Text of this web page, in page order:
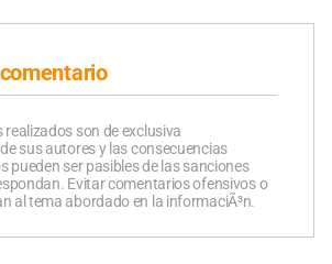
son de exclusiva
sus autores y las consecuencias
pueden ser pasibles de las sanciones
Evitar comentarios ofensivos o
al tema abordado en la informaciÃ³n.